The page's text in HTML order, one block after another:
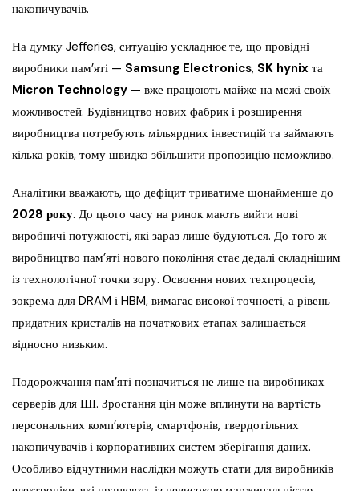
накопичувачів.
На думку Jefferies, ситуацію ускладнює те, що провідні
виробники пам’яті — Samsung Electronics, SK hynix та
Micron Technology — вже працюють майже на межі своїх
можливостей. Будівництво нових фабрик і розширення
виробництва потребують мільярдних інвестицій та займають
кілька років, тому швидко збільшити пропозицію неможливо.
Аналітики вважають, що дефіцит триватиме щонайменше до
2028 року. До цього часу на ринок мають вийти нові
виробничі потужності, які зараз лише будуються. До того ж
виробництво пам’яті нового покоління стає дедалі складнішим
із технологічної точки зору. Освоєння нових техпроцесів,
зокрема для DRAM і HBM, вимагає високої точності, а рівень
придатних кристалів на початкових етапах залишається
відносно низьким.
Подорожчання пам’яті позначиться не лише на виробниках
серверів для ШІ. Зростання цін може вплинути на вартість
персональних комп’ютерів, смартфонів, твердотільних
накопичувачів і корпоративних систем зберігання даних.
Особливо відчутними наслідки можуть стати для виробників